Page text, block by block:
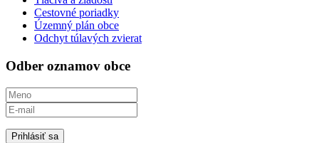
Cestovné poriadky
Územný plán obce
Odchyt túlavých zvierat
Odber oznamov obce
Prihlásiť sa